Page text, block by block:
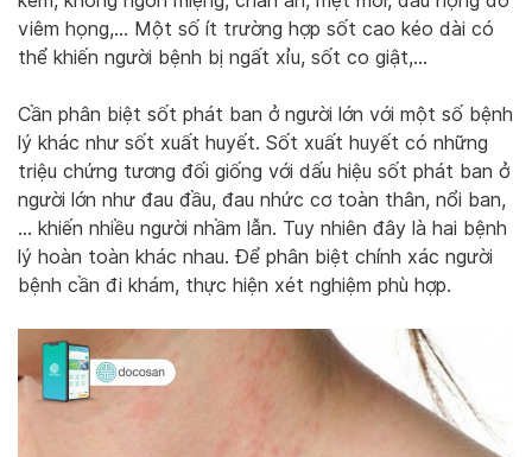
viêm họng,… Một số ít trường hợp sốt cao kéo dài có
thể khiến người bệnh bị ngất xỉu, sốt co giật,…
Cần phân biệt sốt phát ban ở người lớn với một số bệnh
lý khác như sốt xuất huyết. Sốt xuất huyết có những
triệu chứng tương đối giống với dấu hiệu sốt phát ban ở
người lớn như đau đầu, đau nhức cơ toàn thân, nổi ban,
… khiến nhiều người nhầm lẫn. Tuy nhiên đây là hai bệnh
lý hoàn toàn khác nhau. Để phân biệt chính xác người
bệnh cần đi khám, thực hiện xét nghiệm phù hợp.